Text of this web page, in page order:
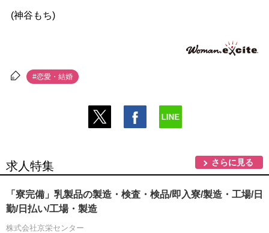
(神谷もち)
#恋愛・結婚
求人特集 さらに見る
「寮完備」乳製品の製造・検査・検品/即入寮/製造・工場/日
勤/日払い/工場・製造
株式会社京栄センター